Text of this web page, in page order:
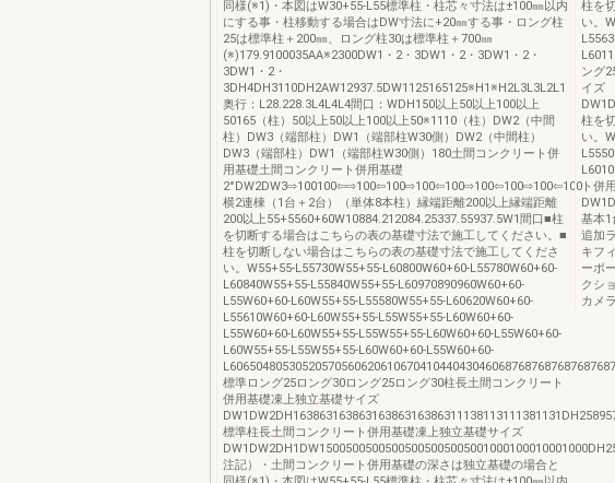
同様(※1)・本図はW30+55-L55標準柱・柱芯々寸法は±100㎜以内
にする事・柱移動する場合はDW寸法に+20㎜する事・ロング柱
25は標準柱＋200㎜、ロング柱30は標準柱＋700㎜
(※)179.9100035AA※2300DW1・2・3DW1・2・3DW1・2・
3DW1・2・
3DH4DH3110DH2AW12937.5DW1125165125※H1※H2L3L3L2L1
奥行：L28.228.3L4L4L4間口：WDH150以上50以上100以上
50165（柱）50以上50以上100以上50※1110（柱）DW2（中間
柱）DW3（端部柱）DW1（端部柱W30側）DW2（中間柱）
DW3（端部柱）DW1（端部柱W30側）180土間コンクリート併
用基礎土間コンクリート併用基礎
2°DW2DW3⇨100100⇦⇨100⇦100⇨100⇦100⇨100⇦100⇨100⇦100
横2連棟（1台＋2台）（単体8本柱）縁端距離200以上縁端距離
200以上55+5560+60W10884.212084.25337.55937.5W1間口■柱
を切断する場合はこちらの表の基礎寸法で施工してください。■
柱を切断しない場合はこちらの表の基礎寸法で施工してくださ
い。W55+55-L55730W55+55-L60800W60+60-L55780W60+60-
L60840W55+55-L55840W55+55-L60970890960W60+60-
L55W60+60-L60W55+55-L55580W55+55-L60620W60+60-
L55610W60+60-L60W55+55-L55W55+55-L60W60+60-
L55W60+60-L60W55+55-L55W55+55-L60W60+60-L55W60+60-
L60W55+55-L55W55+55-L60W60+60-L55W60+60-
標準ロング25ロング30ロング25ロング30柱長土間コンクリート
併用基礎凍上独立基礎サイズ
標準柱長土間コンクリート併用基礎凍上独立基礎サイズ
注記）・土間コンクリート併用基礎の深さは独立基礎の場合と
柱を
い。
ング
イズ
柱を
い。
ト併
基本1
追加
キフ
ーポ
クシ
カメ